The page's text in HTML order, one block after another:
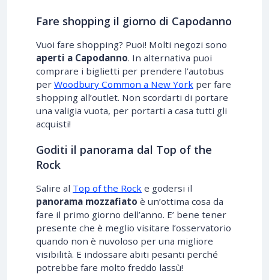
Fare shopping il giorno di Capodanno
Vuoi fare shopping? Puoi! Molti negozi sono
aperti a Capodanno. In alternativa puoi
comprare i biglietti per prendere l’autobus
per Woodbury Common a New York per fare
shopping all’outlet. Non scordarti di portare
una valigia vuota, per portarti a casa tutti gli
acquisti!
Goditi il panorama dal Top of the
Rock
Salire al Top of the Rock e godersi il
panorama mozzafiato è un’ottima cosa da
fare il primo giorno dell’anno. E’ bene tener
presente che è meglio visitare l’osservatorio
quando non è nuvoloso per una migliore
visibilità. E indossare abiti pesanti perché
potrebbe fare molto freddo lassù!